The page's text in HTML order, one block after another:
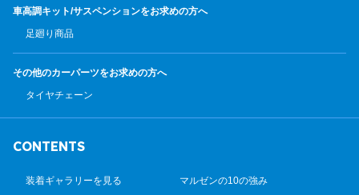
車高調キット/サスペンションをお求めの方へ
足廻り商品
その他のカーパーツをお求めの方へ
タイヤチェーン
CONTENTS
装着ギャラリーを見る マルゼンの10の強み